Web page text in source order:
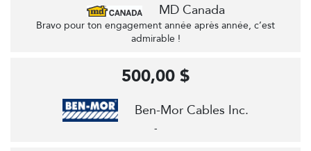
MD Canada
Bravo pour ton engagement année après année, c’est
admirable !
Ben-Mor Cables Inc.
-
500,00 $